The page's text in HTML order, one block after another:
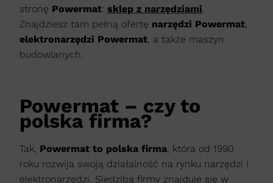
stronę Powermat: sklep z narzędziami.
Znajdziesz tam pełną ofertę narzędzi Powermat,
elektronarzędzi Powermat, a także maszyn
budowlanych.
Powermat – czy to
polska firma?
Tak, Powermat to polska firma, która od 1990
roku rozwija swoją działalność na rynku narzędzi i
elektronarzędzi. Siedziba firmy znajduje się w